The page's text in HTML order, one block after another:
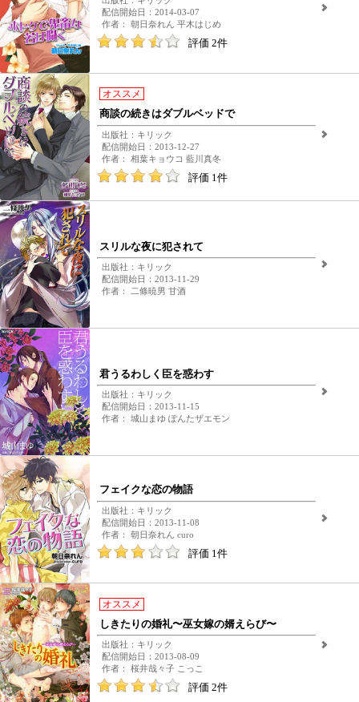
配信開始日：2014-03-07
作者： 朝日奈れん 平木はじめ
評価 2件
オススメ
商談の続きはダブルベッドで
出版社：キリック
配信開始日：2013-12-27
作者： 相葉キョウコ 藍川真冬
評価 1件
スリルな夜に犯されて
出版社：キリック
配信開始日：2013-11-29
作者： 二條暁男 甘酒
君うるわしく臣を惑わす
出版社：キリック
配信開始日：2013-11-15
作者： 城山まゆ ぽんたザエモン
フェイクな恋の物語
出版社：キリック
配信開始日：2013-11-08
作者： 朝日奈れん curo
評価 1件
オススメ
しきたりの婚礼〜巫女嫁の婿えらび〜
出版社：キリック
配信開始日：2013-08-09
作者： 桜井哉々子 こっこ
評価 2件